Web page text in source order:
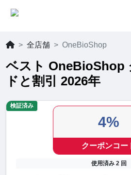
全店舗 OneBioShop
ベスト OneBioShop
ドと割引 2026年
4%
クーポンコー
使用済み 2 回
検証済み